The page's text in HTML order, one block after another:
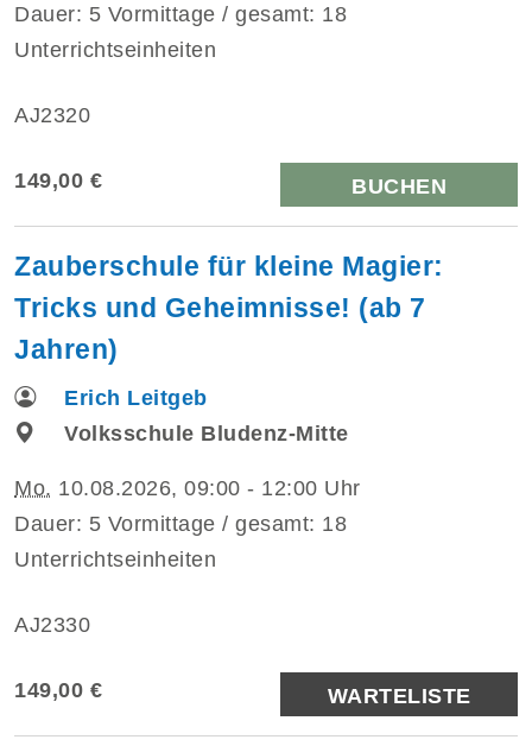
Dauer: 5 Vormittage / gesamt: 18
Unterrichtseinheiten
AJ2320
149,00 € BUCHEN
Zauberschule für kleine Magier:
Tricks und Geheimnisse! (ab 7
Jahren)
Erich Leitgeb
Volksschule Bludenz-Mitte
Mo. 10.08.2026, 09:00 - 12:00 Uhr
Dauer: 5 Vormittage / gesamt: 18
Unterrichtseinheiten
AJ2330
149,00 € WARTELISTE